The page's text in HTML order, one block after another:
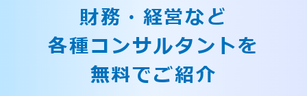
財務・経営など
各種コンサルタントを
無料でご紹介